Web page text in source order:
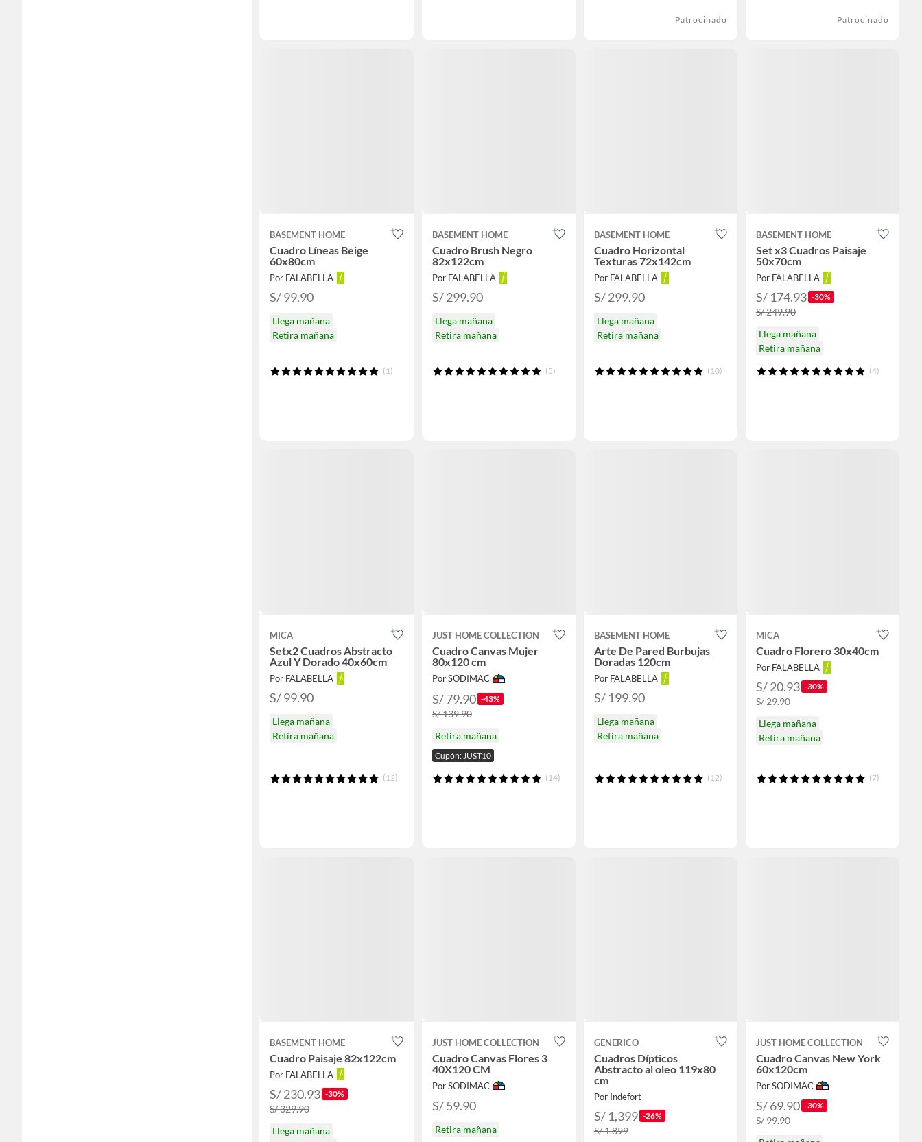
Patrocinado Patrocinado
BASEMENT HOME
Cuadro Líneas Beige
60x80cm
Por FALABELLA
S/ 99.90
Llega mañana
Retira mañana
(1)
BASEMENT HOME
Cuadro Brush Negro
82x122cm
Por FALABELLA
S/ 299.90
Llega mañana
Retira mañana
(5)
BASEMENT HOME
Cuadro Horizontal
Texturas 72x142cm
Por FALABELLA
S/ 299.90
Llega mañana
Retira mañana
(10)
BASEMENT HOME
Set x3 Cuadros Paisaje
50x70cm
Por FALABELLA
S/ 174.93 -30%
S/ 249.90
Llega mañana
Retira mañana
(4)
MICA
Setx2 Cuadros Abstracto
Azul Y Dorado 40x60cm
Por FALABELLA
S/ 99.90
Llega mañana
Retira mañana
(12)
JUST HOME COLLECTION
Cuadro Canvas Mujer
80x120 cm
Por SODIMAC
S/ 79.90 -43%
S/ 139.90
Retira mañana
Cupón: JUST10
(14)
BASEMENT HOME
Arte De Pared Burbujas
Doradas 120cm
Por FALABELLA
S/ 199.90
Llega mañana
Retira mañana
(12)
MICA
Cuadro Florero 30x40cm
Por FALABELLA
S/ 20.93 -30%
S/ 29.90
Llega mañana
Retira mañana
(7)
BASEMENT HOME
Cuadro Paisaje 82x122cm
Por FALABELLA
S/ 230.93 -30%
S/ 329.90
Llega mañana
JUST HOME COLLECTION
Cuadro Canvas Flores 3
40X120 CM
Por SODIMAC
S/ 59.90
Retira mañana
GENERICO
Cuadros Dípticos
Abstracto al oleo 119x80
cm
Por Indefort
S/ 1,399 -26%
S/ 1,899
JUST HOME COLLECTION
Cuadro Canvas New York
60x120cm
Por SODIMAC
S/ 69.90 -30%
S/ 99.90